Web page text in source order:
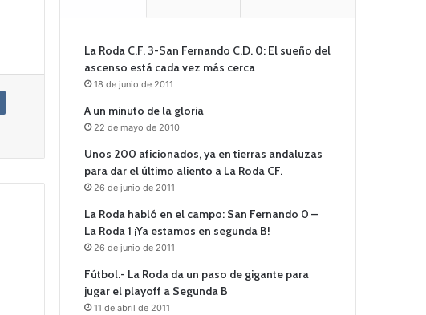
La Roda C.F. 3-San Fernando C.D. 0: El sueño del
ascenso está cada vez más cerca
18 de junio de 2011
A un minuto de la gloria
22 de mayo de 2010
Unos 200 aficionados, ya en tierras andaluzas
para dar el último aliento a La Roda CF.
26 de junio de 2011
La Roda habló en el campo: San Fernando 0 –
La Roda 1 ¡Ya estamos en segunda B!
26 de junio de 2011
Fútbol.- La Roda da un paso de gigante para
jugar el playoff a Segunda B
11 de abril de 2011